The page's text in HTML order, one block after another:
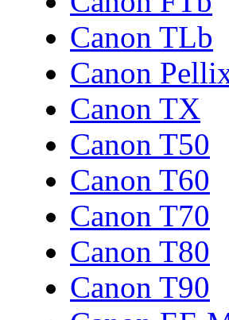
Canon TLb
Canon
Canon TX
Canon T50
Canon T60
Canon T70
Canon T80
Canon T90